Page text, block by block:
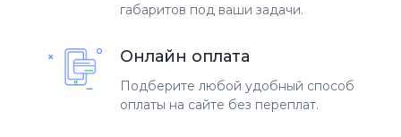
габаритов под ваши задачи.
Онлайн оплата
Подберите любой удобный способ
оплаты на сайте без переплат.